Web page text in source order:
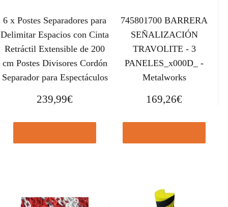
6 x Postes Separadores para
Delimitar Espacios con Cinta
Retráctil Extensible de 200
cm Postes Divisores Cordón
Separador para Espectáculos
239,99€
745801700 BARRERA
SEÑALIZACIÓN
TRAVOLITE - 3
PANELES_x000D_ -
Metalworks
169,26€